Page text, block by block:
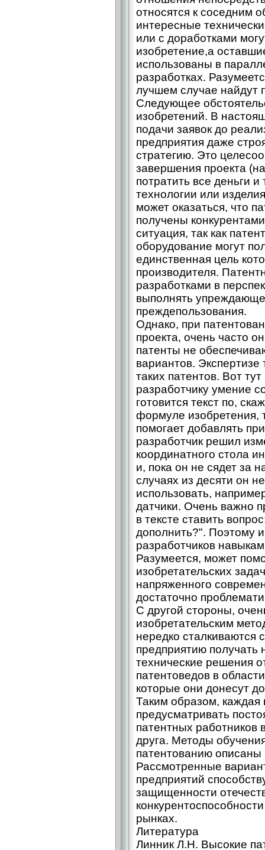
относятся к соседним
интересные
или с доработками
изобретение,а
использованы в
разработках.
лучшем случае найдут
Следующее
изобретений. В
подачи заявок до
предприятия даже
стратегию. Это
завершения проекта
потратить все деньги
технологии или
может оказаться, что
получены
ситуация, так как
оборудование могут
единственная цель
производителя.
разработками в
выполнять
преждепользования.
Однако, при
проекта, очень часто
патенты не
вариантов. Экспертизе
таких патентов. Вот
разработчику умение
готовится текст по,
формуле изобретения,
помогает добавлять
разработчик решил
координатного стола
и, пока он не сядет за
случаях из десяти он
использовать,
датчики. Очень важно
в тексте ставить
дополнить?". Поэтому
разработчиков навыкам
Разумеется, может
изобретательских
напряженного
достаточно
С другой стороны,
изобретательским
нередко сталкиваются
предприятию получать
технические решения
патентоведов в
которые они донесут
Таким образом, каждая
предусматривать
патентных работников
друга. Методы
патентованию описаны
Рассмотренные
предприятий
защищенности
рынках.
Литература
Линник Л.Н. Высокие